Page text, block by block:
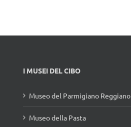
I MUSEI DEL CIBO
Museo del Parmigiano Reggiano
Museo della Pasta